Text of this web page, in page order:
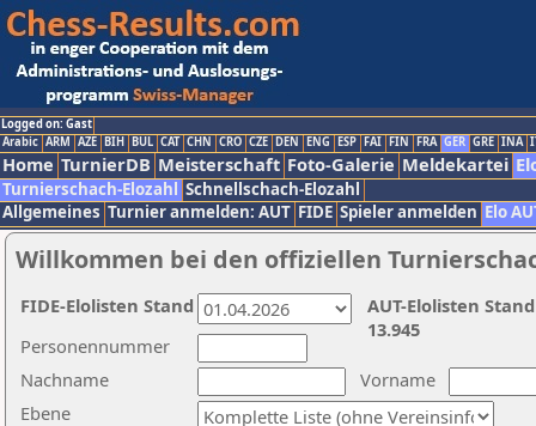
Logged on: Gast
Arabic ARM AZE BIH BUL CAT CHN CRO CZE DEN ENG ESP FAI FIN FRA GER GRE INA
Home TurnierDB Meisterschaft Foto-Galerie Meldekartei
Turnierschach-Elozahl Schnellschach-Elozahl
Allgemeines Turnier anmelden: AUT FIDE Spieler anmelden Elo
Willkommen bei den offiziellen
Nachname
Vorname
Ebene
Personennummer
AUT-Elolisten
13.945
FIDE-Elolisten Stand